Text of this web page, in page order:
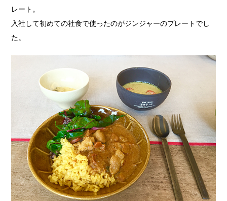
レート。
入社して初めての社食で使ったのがジンジャーのプレートでし
た。